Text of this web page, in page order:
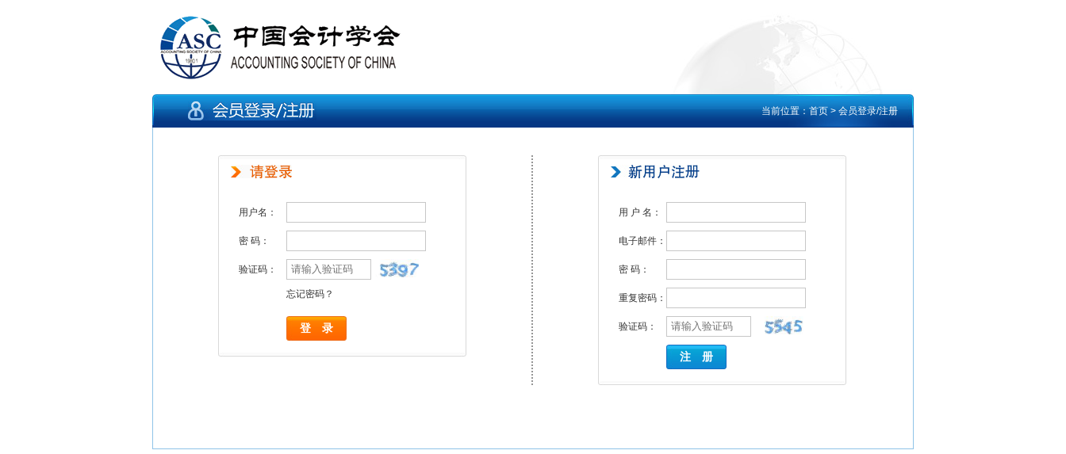
当前位置：首页> 会员登录/注册
用户名：
密 码：
验证码：
忘记密码？
用 户 名：
电子邮件：
密 码：
重复密码：
验证码：